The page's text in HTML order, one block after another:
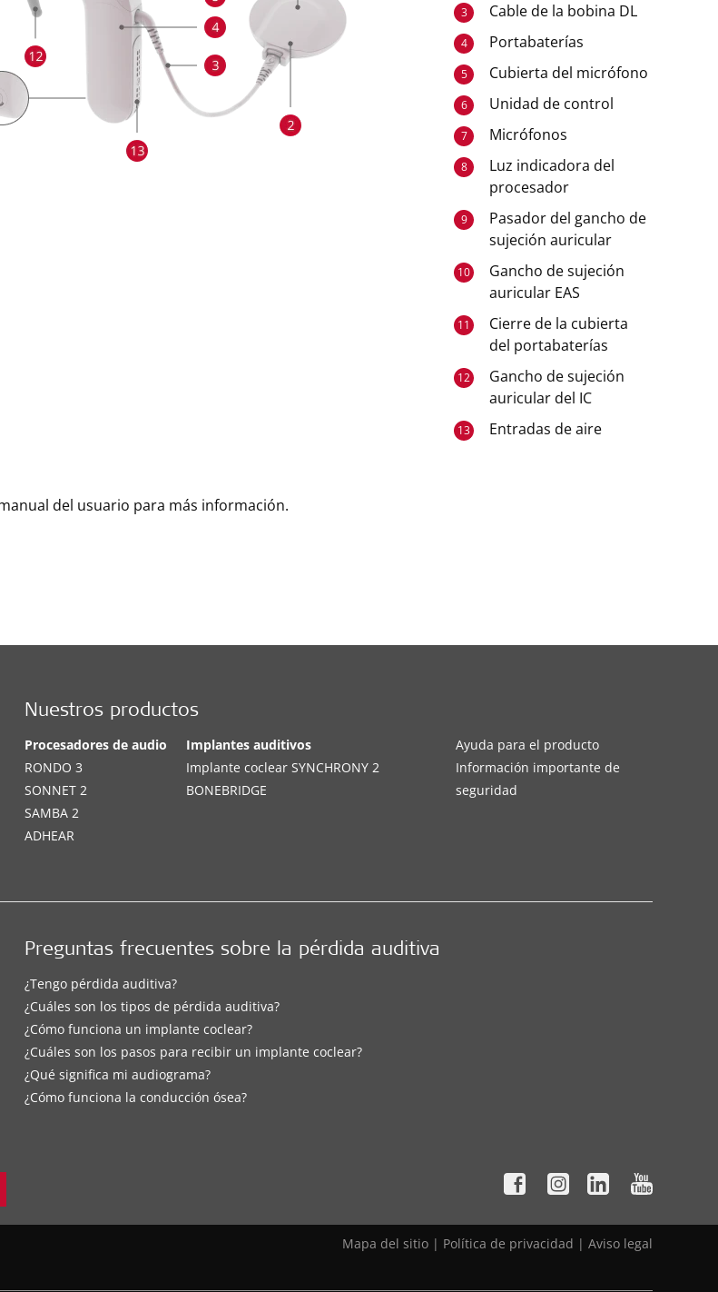
3 Cable de la bobina DL
4 Portabaterías
5 Cubierta del micrófono
6 Unidad de control
7 Micrófonos
8
Luz indicadora del
procesador
9
Pasador del gancho de
sujeción auricular
10
Gancho de sujeción
auricular EAS
11
Cierre de la cubierta
del portabaterías
12
Gancho de sujeción
auricular del IC
13 Entradas de aire
del usuario para más información.
Nuestros productos
Procesadores de audio
RONDO 3
SONNET 2
SAMBA 2
ADHEAR
Implantes auditivos
Implante coclear SYNCHRONY 2
BONEBRIDGE
Ayuda para el producto
Información importante de
seguridad
Preguntas frecuentes sobre la pérdida auditiva
¿Tengo pérdida auditiva?
¿Cuáles son los tipos de pérdida auditiva?
¿Cómo funciona un implante coclear?
¿Cuáles son los pasos para recibir un implante coclear?
¿Qué significa mi audiograma?
¿Cómo funciona la conducción ósea?
Mapa del sitio | Política de privacidad | Aviso legal